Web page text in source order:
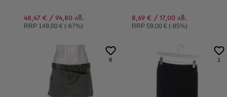
48,47 € / 94,80 лв.
Препоръчителна цена:
RRP 149,00 € (-67%)
8,69 € / 17,00 лв.
Препоръчителна цена:
RRP59,00 € (-85%)
8 1